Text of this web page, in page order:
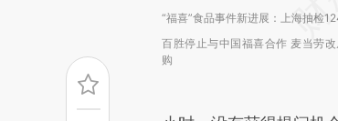
“福喜”食品事件新进展：上海抽检
百胜停止与中国福喜合作 麦当劳
购